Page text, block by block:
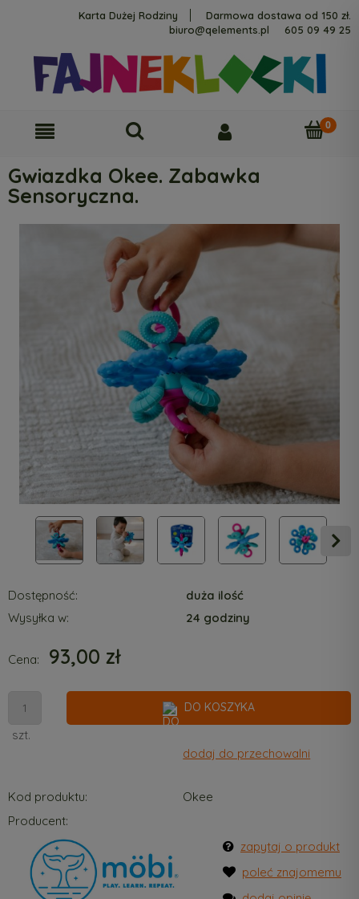
Karta Dużej Rodziny
Darmowa dostawa od 150 zł.
biuro@qelements.pl
605 09 49 25
Gwiazdka Okee. Zabawka
Sensoryczna.
Dostępność:
duża ilość
Wysyłka w:
24 godziny
Cena: 93,00 zł
szt.
DO KOSZYKA
dodaj do przechowalni
Kod produktu:
Okee
Producent:
zapytaj o produkt
poleć znajomemu